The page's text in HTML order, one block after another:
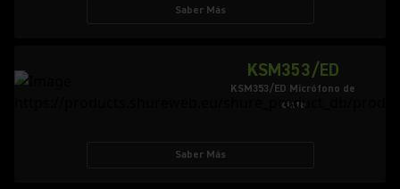
Saber Más
KSM353/ED
KSM353/ED Micrófono de
cinta
Saber Más